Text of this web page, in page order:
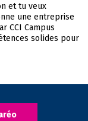
et tu veux
une entreprise
CCI Campus
solides pour